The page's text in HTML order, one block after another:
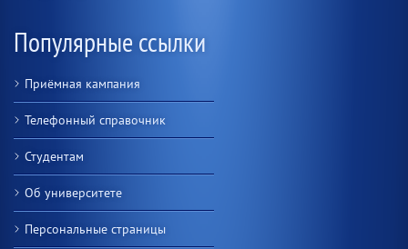
Популярные ссылки
Приёмная кампания
Телефонный справочник
Студентам
Об университете
Персональные страницы